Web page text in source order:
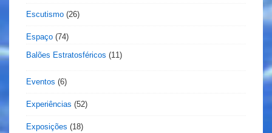
Escutismo (26)
Espaço (74)
Balões Estratosféricos (11)
Eventos (6)
Experiências (52)
Exposições (18)